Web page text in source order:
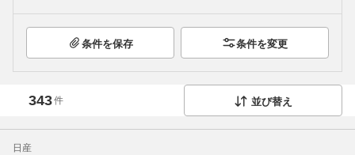
条件を保存 条件を変更
343件 並び替え
日産